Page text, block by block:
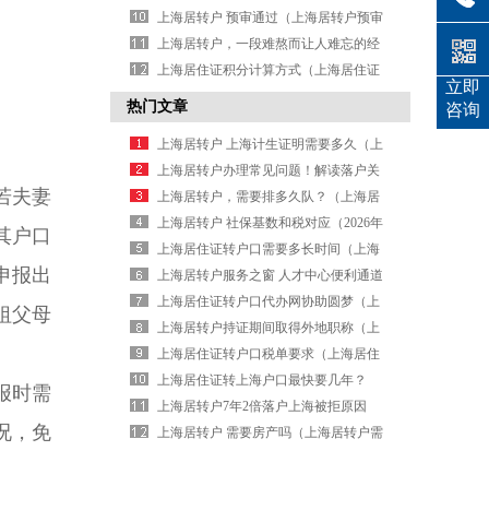
夫妻
户口
报出
父母
时需
，免
转户口需要哪些材料）
上海居转户 预审通过（上海居转户预审
通过等待复核）
上海居转户，一段难熬而让人难忘的经
历（上海居转户有多难）
上海居住证积分计算方式（上海居住证
积分怎么计算）
热门文章
上海居转户 上海计生证明需要多久（上
海居转户对计划生育要求）
上海居转户办理常见问题！解读落户关
键步骤（上海居转户办理流程 知乎）
上海居转户，需要排多久队？（上海居
转户要排队吗？）
上海居转户 社保基数和税对应（2026年
上海居转户社保基数要求）
上海居住证转户口需要多长时间（上海
市居住证转户口要排多久）
上海居转户服务之窗 人才中心便利通道
（上海人社局居转户）
上海居住证转户口代办网协助圆梦（上
海居住证转上海户口办理流程）
上海居转户持证期间取得外地职称（上
海居转户必须要中级职称吗）
上海居住证转户口税单要求（上海居住
证转户口社保跟税要达到什么基数）
上海居住证转上海户口最快要几年？
（上海居住证转户口流程 一网通）
上海居转户7年2倍落户上海被拒原因
（上海居转户哪一步最严）
上海居转户 需要房产吗（上海居转户需
立即
咨询